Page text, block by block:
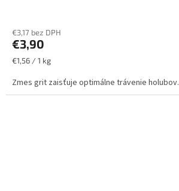
€3,17 bez DPH
€3,90
Jednotková
€1,56 / 1 kg
Zmes grit zaisťuje optimálne trávenie holubov.